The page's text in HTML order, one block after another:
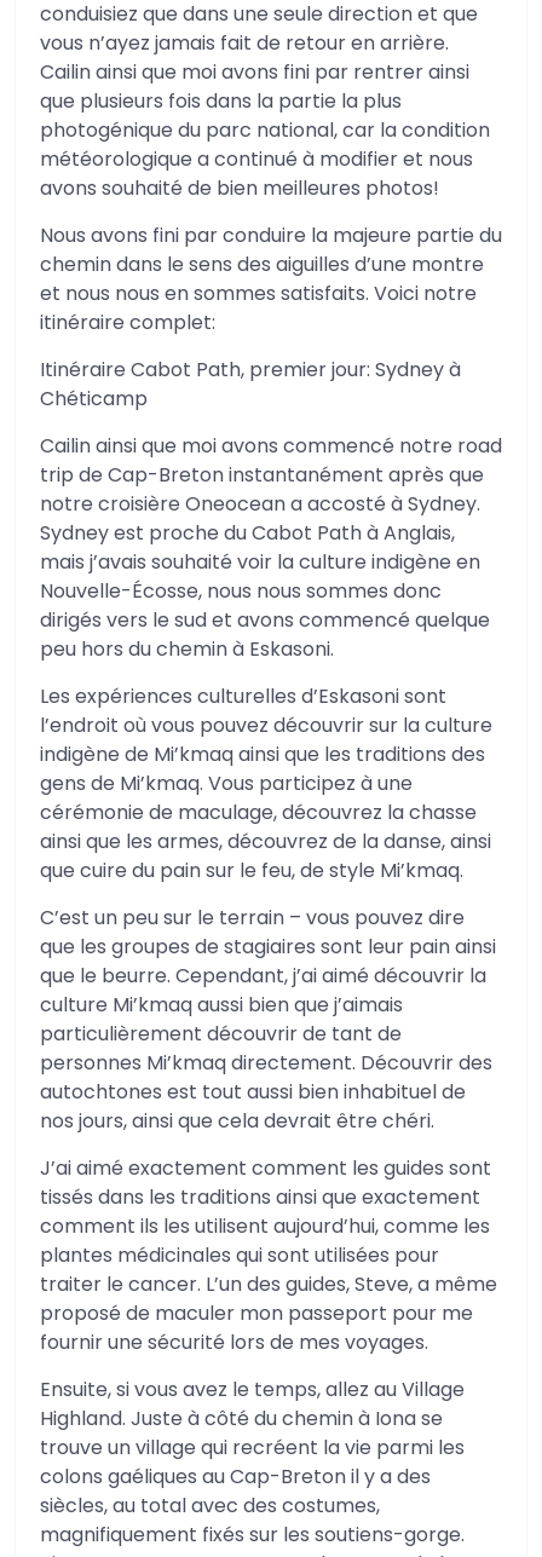
conduisiez que dans une seule direction et que
vous n’ayez jamais fait de retour en arrière.
Cailin ainsi que moi avons fini par rentrer ainsi
que plusieurs fois dans la partie la plus
photogénique du parc national, car la condition
météorologique a continué à modifier et nous
avons souhaité de bien meilleures photos!
Nous avons fini par conduire la majeure partie du
chemin dans le sens des aiguilles d’une montre
et nous nous en sommes satisfaits. Voici notre
itinéraire complet:
Itinéraire Cabot Path, premier jour: Sydney à
Chéticamp
Cailin ainsi que moi avons commencé notre road
trip de Cap-Breton instantanément après que
notre croisière Oneocean a accosté à Sydney.
Sydney est proche du Cabot Path à Anglais,
mais j’avais souhaité voir la culture indigène en
Nouvelle-Écosse, nous nous sommes donc
dirigés vers le sud et avons commencé quelque
peu hors du chemin à Eskasoni.
Les expériences culturelles d’Eskasoni sont
l’endroit où vous pouvez découvrir sur la culture
indigène de Mi’kmaq ainsi que les traditions des
gens de Mi’kmaq. Vous participez à une
cérémonie de maculage, découvrez la chasse
ainsi que les armes, découvrez de la danse, ainsi
que cuire du pain sur le feu, de style Mi’kmaq.
C’est un peu sur le terrain – vous pouvez dire
que les groupes de stagiaires sont leur pain ainsi
que le beurre. Cependant, j’ai aimé découvrir la
culture Mi’kmaq aussi bien que j’aimais
particulièrement découvrir de tant de
personnes Mi’kmaq directement. Découvrir des
autochtones est tout aussi bien inhabituel de
nos jours, ainsi que cela devrait être chéri.
J’ai aimé exactement comment les guides sont
tissés dans les traditions ainsi que exactement
comment ils les utilisent aujourd’hui, comme les
plantes médicinales qui sont utilisées pour
traiter le cancer. L’un des guides, Steve, a même
proposé de maculer mon passeport pour me
fournir une sécurité lors de mes voyages.
Ensuite, si vous avez le temps, allez au Village
Highland. Juste à côté du chemin à Iona se
trouve un village qui recréent la vie parmi les
colons gaéliques au Cap-Breton il y a des
siècles, au total avec des costumes,
magnifiquement fixés sur les soutiens-gorge.